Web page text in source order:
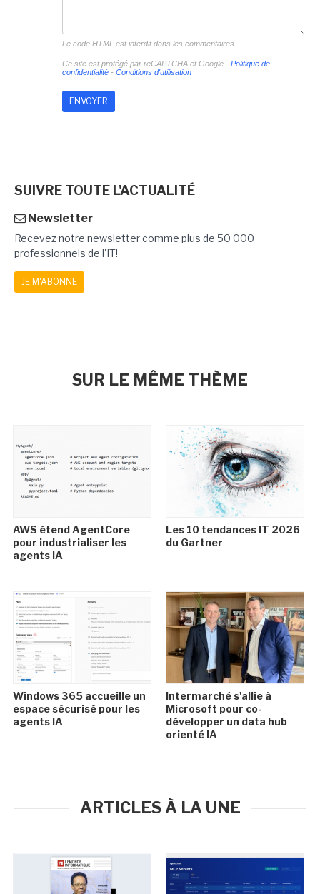
Le code HTML est interdit dans les commentaires
Ce site est protégé par reCAPTCHA et Google - Politique de
confidentialité- Conditions d'utilisation
SUIVRE TOUTE L'ACTUALITÉ
Newsletter
Recevez notre newsletter comme plus de 50 000
professionnels de l'IT!
JE M'ABONNE
SUR LE MÊME THÈME
AWS étend AgentCore
pour industrialiser les
agents IA
Les 10 tendances IT 2026
du Gartner
Windows 365 accueille un
espace sécurisé pour les
agents IA
Intermarché s'allie à
Microsoft pour co-
développer un data hub
orienté IA
ARTICLES À LA UNE